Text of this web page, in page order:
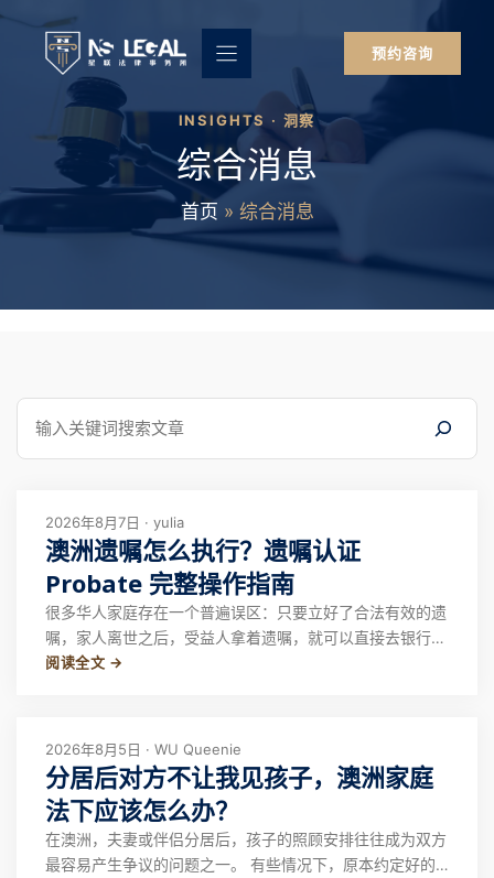
跳
预约咨询
INSIGHTS · 洞察
综合消息
首页 » 综合消息
搜
2026年8月7日 · yulia
澳洲遗嘱怎么执行？遗嘱认证
Probate 完整操作指南
很多华人家庭存在一个普遍误区：只要立好了合法有效的遗
嘱，家人离世之后，受益人拿着遗嘱，就可以直接去银行、
土地局办理资产过户、取钱。 但在澳洲法律体系之下，遗
会仅凭一份遗嘱原件就配合解冻、过户资产。
阅读全文 →
2026年8月5日 · WU Queenie
分居后对方不让我见孩子，澳洲家庭
法下应该怎么办？
在澳洲，夫妻或伴侣分居后，孩子的照顾安排往往成为双方
最容易产生争议的问题之一。 有些情况下，原本约定好的